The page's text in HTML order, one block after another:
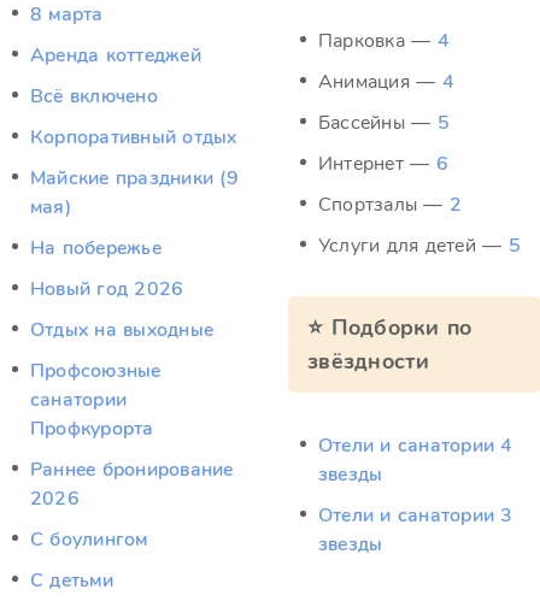
8 марта
Аренда коттеджей
Всё включено
Корпоративный отдых
Майские праздники (9
мая)
На побережье
Новый год 2026
Отдых на выходные
Профсоюзные
санатории
Профкурорта
Раннее бронирование
2026
С боулингом
С детьми
Парковка — 4
Анимация — 4
Бассейны — 5
Интернет — 6
Спортзалы — 2
Услуги для детей — 5
⭐ Подборки по
звёздности
Отели и санатории 4
звезды
Отели и санатории 3
звезды